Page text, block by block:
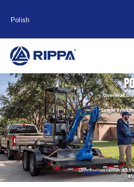
Polish